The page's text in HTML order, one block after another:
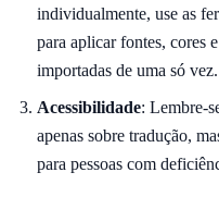
individualmente, use as
para aplicar fontes, cores
importadas de uma só vez.
Acessibilidade: Lembre-
apenas sobre tradução,
para pessoas com